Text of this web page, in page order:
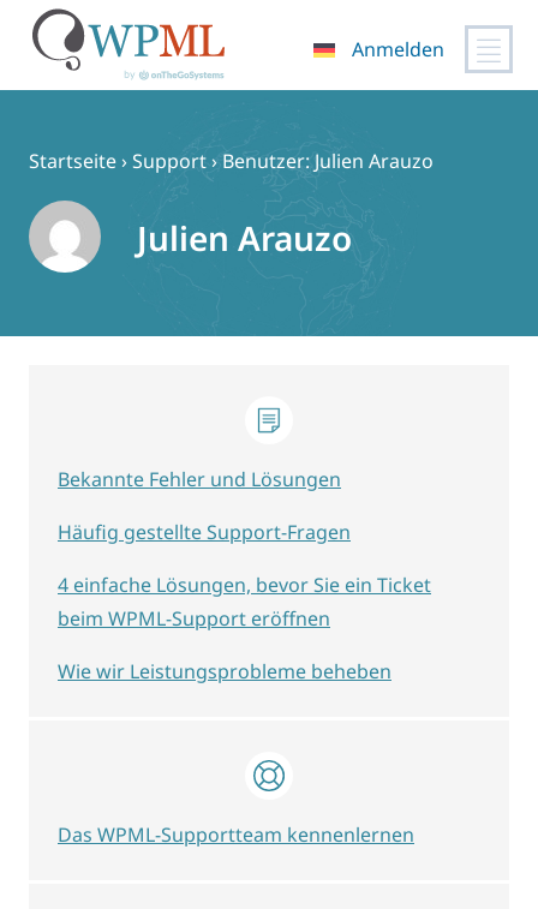
springen
Anmelden
Startseite›Support› Benutzer: Julien Arauzo
Julien Arauzo
Bekannte Fehler und Lösungen
Häufig gestellte Support-Fragen
4 einfache Lösungen, bevor Sie ein Ticket
beim WPML-Support eröffnen
Wie wir Leistungsprobleme beheben
Das WPML-Supportteam kennenlernen